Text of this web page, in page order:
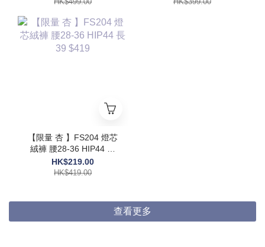
【限量 杏 】FS204 燈芯
絨褲 腰28-36 HIP44 長
39 $419
HK$219.00
HK$419.00
查看更多